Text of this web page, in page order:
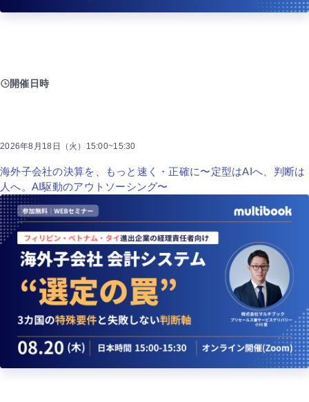
開催日時
2026年8月18日（火）15:00~15:30
海外子会社の決算を、もっと速く・正確に〜定型はAIへ、判断は
人へ。AI駆動のアウトソーシング〜